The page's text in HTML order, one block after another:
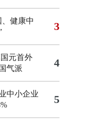
健康中
3
元首外
气派
4
中小企业
5